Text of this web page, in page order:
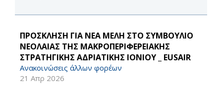
ΠΡΟΣΚΛΗΣΗ ΓΙΑ ΝΕΑ ΜΕΛΗ ΣΤΟ ΣΥΜΒΟΥΛΙΟ
ΝΕΟΛΑΙΑΣ ΤΗΣ ΜΑΚΡΟΠΕΡΙΦΕΡΕΙΑΚΗΣ
ΣΤΡΑΤΗΓΙΚΗΣ ΑΔΡΙΑΤΙΚΗΣ ΙΟΝΙΟΥ _ EUSAIR
Ανακοινώσεις άλλων φορέων
21 Απρ 2026